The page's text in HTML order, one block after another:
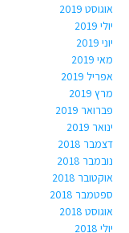
אוגוסט 2019
יולי 2019
יוני 2019
מאי 2019
אפריל 2019
מרץ 2019
פברואר 2019
ינואר 2019
דצמבר 2018
נובמבר 2018
אוקטובר 2018
ספטמבר 2018
אוגוסט 2018
יולי 2018